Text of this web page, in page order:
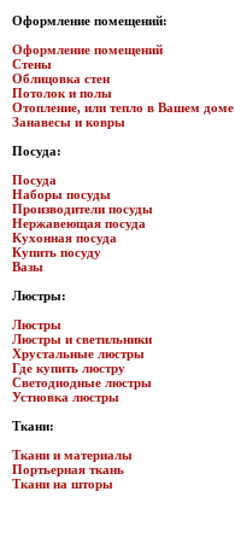
Оформление помещений:
Оформление помещений
Стены
Облицовка стен
Потолок и полы
Отопление, или тепло в Вашем доме
Занавесы и ковры
Посуда:
Посуда
Наборы посуды
Производители посуды
Нержавеющая посуда
Кухонная посуда
Купить посуду
Вазы
Люстры:
Люстры
Люстры и светильники
Хрустальные люстры
Где купить люстру
Светодиодные люстры
Устновка люстры
Ткани:
Ткани и материалы
Портьерная ткань
Ткани на шторы